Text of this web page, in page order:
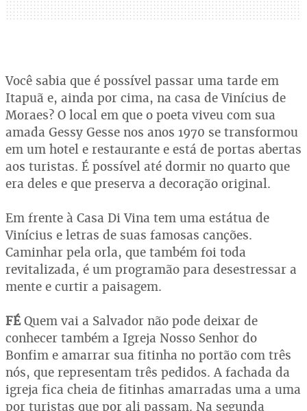
Você sabia que é possível passar uma tarde em
Itapuã e, ainda por cima, na casa de Vinícius de
Moraes? O local em que o poeta viveu com sua
amada Gessy Gesse nos anos 1970 se transformou
em um hotel e restaurante e está de portas abertas
aos turistas. É possível até dormir no quarto que
era deles e que preserva a decoração original.
Em frente à Casa Di Vina tem uma estátua de
Vinícius e letras de suas famosas canções.
Caminhar pela orla, que também foi toda
revitalizada, é um programão para desestressar a
mente e curtir a paisagem.
FÉQuem vai a Salvador não pode deixar de
conhecer também a Igreja Nosso Senhor do
Bonfim e amarrar sua fitinha no portão com três
nós, que representam três pedidos. A fachada da
igreja fica cheia de fitinhas amarradas uma a uma
por turistas que por ali passam. Na segunda